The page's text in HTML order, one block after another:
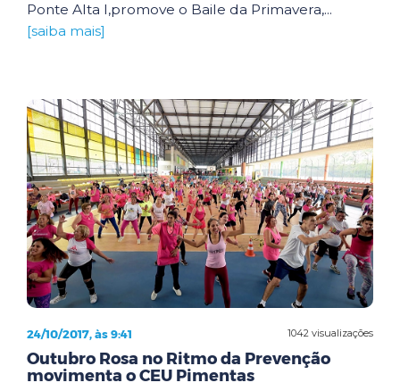
Ponte Alta I,promove o Baile da Primavera,...
[saiba mais]
1042 visualizações
24/10/2017, às 9:41
Outubro Rosa no Ritmo da Prevenção
movimenta o CEU Pimentas